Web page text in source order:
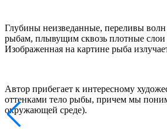
Глубины неизведанные, переливы
рыбам, плывущим сквозь плотные слои
Изображенная на картине рыба
Автор прибегает к интересному
оттенками тело рыбы, причем мы
окружающей среде).